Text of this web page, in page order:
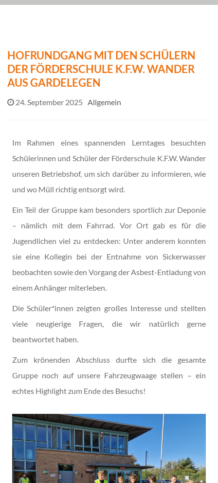
HOFRUNDGANG MIT DEN SCHÜLERN
DER FÖRDERSCHULE K.F.W. WANDER
AUS GARDELEGEN
24. September 2025 Allgemein
Im Rahmen eines spannenden Lerntages besuchten
Schülerinnen und Schüler der Förderschule K.F.W. Wander
unseren Betriebshof, um sich darüber zu informieren, wie
und wo Müll richtig entsorgt wird.
Ein Teil der Gruppe kam besonders sportlich zur Deponie
– nämlich mit dem Fahrrad. Vor Ort gab es für die
Jugendlichen viel zu entdecken: Unter anderem konnten
sie eine Kollegin bei der Entnahme von Sickerwasser
beobachten sowie den Vorgang der Asbest-Entladung von
einem Anhänger miterleben.
Die Schüler*innen zeigten großes Interesse und stellten
viele neugierige Fragen, die wir natürlich gerne
beantwortet haben.
Zum krönenden Abschluss durfte sich die gesamte
Gruppe noch auf unsere Fahrzeugwaage stellen – ein
echtes Highlight zum Ende des Besuchs!